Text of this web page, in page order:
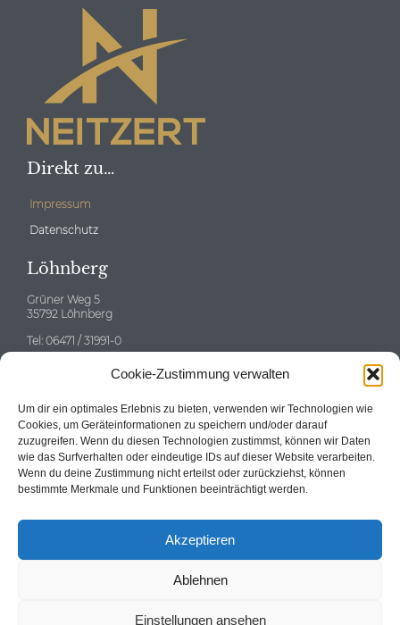
Cookie-Zustimmung verwalten
Um dir ein optimales Erlebnis zu bieten, verwenden wir Technologien wie
Cookies, um Geräteinformationen zu speichern und/oder darauf
zuzugreifen. Wenn du diesen Technologien zustimmst, können wir Daten
wie das Surfverhalten oder eindeutige IDs auf dieser Website verarbeiten.
Wenn du deine Zustimmung nicht erteilst oder zurückziehst, können
bestimmte Merkmale und Funktionen beeinträchtigt werden.
Akzeptieren
Ablehnen
Einstellungen ansehen
Direkt zu…
Impressum
Datenschutz
Löhnberg
Grüner Weg 5
35792 Löhnberg
Tel: 06471 / 31991-0
Eschborn
Tel: 06196 / 58696-0
E-mail:info@neitzert-gruppe.de